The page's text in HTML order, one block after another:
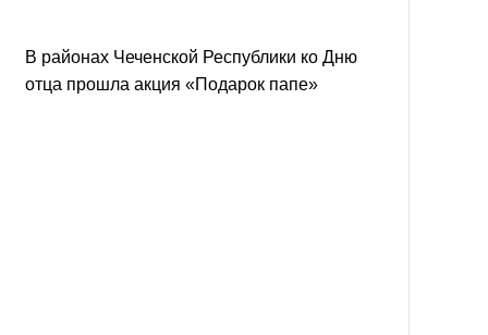
В районах Чеченской Республики ко Дню
отца прошла акция «Подарок папе»